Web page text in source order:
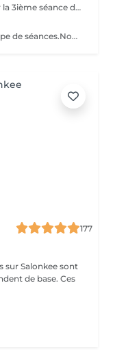
Hair and Beauty vous offre 50% inclus sur la 3ième séance de votre abonnement
Effectuer un gommage corps avant ce type de séances.Nous agissons sur la rétention d'eau,la cellulite aqueuse,adipeuse et fibreuse.Nous activons l'élimination des toxines accélerant la circulation de la lymphe et du sang. ..
177
sur Salonkee sont
de base. Ces